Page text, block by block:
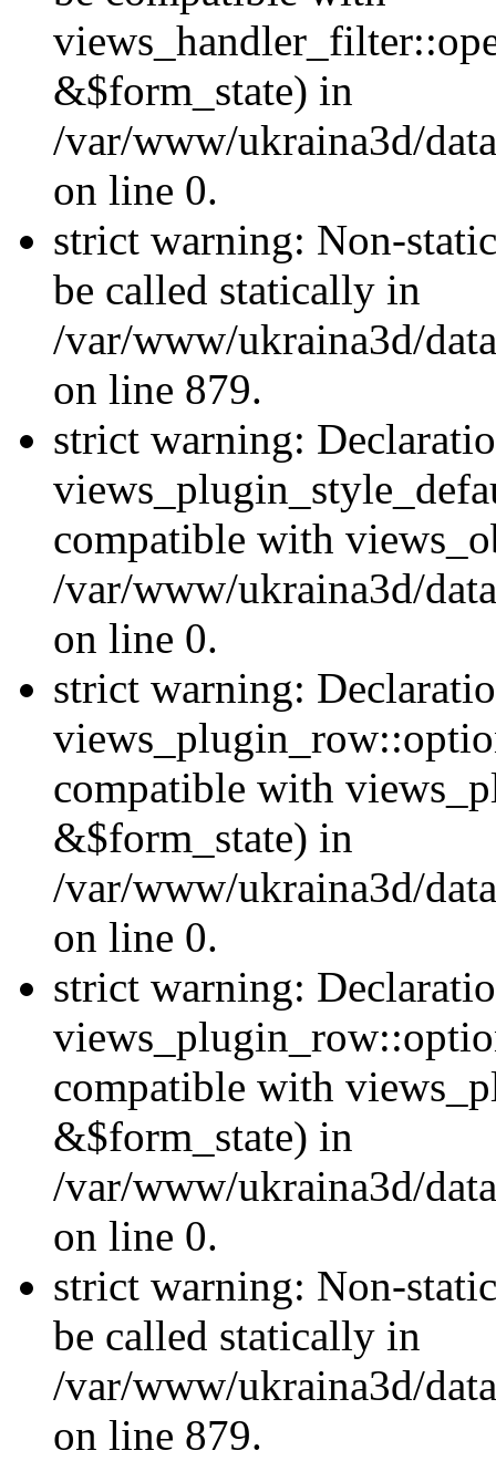
&$form_state) in
/var/www/ukraina3d/
on line 0.
strict warning: Non-
be called statically in
/var/www/ukraina3d/
on line 879.
strict warning:
compatible with
/var/www/ukraina3d/
on line 0.
strict warning:
compatible with
&$form_state) in
/var/www/ukraina3d/
on line 0.
strict warning:
compatible with
&$form_state) in
/var/www/ukraina3d/
on line 0.
strict warning: Non-
be called statically in
/var/www/ukraina3d/
on line 879.